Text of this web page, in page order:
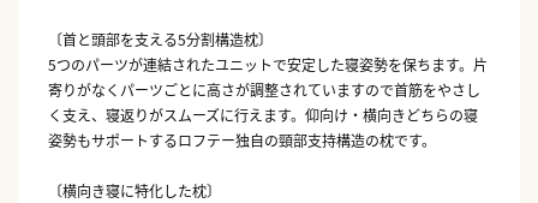
〔首と頭部を支える5分割構造枕〕
5つのパーツが連結されたユニットで安定した寝姿勢を保ちます。片
寄りがなくパーツごとに高さが調整されていますので首筋をやさし
く支え、寝返りがスムーズに行えます。仰向け・横向きどちらの寝
姿勢もサポートするロフテー独自の頸部支持構造の枕です。
〔横向き寝に特化した枕〕